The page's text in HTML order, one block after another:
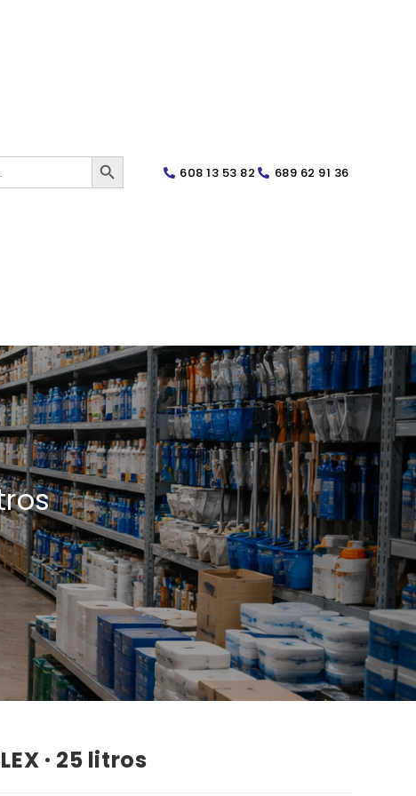
SEARCH BUTTON
608 13 53 82 689 62 91 36
· 25 litros